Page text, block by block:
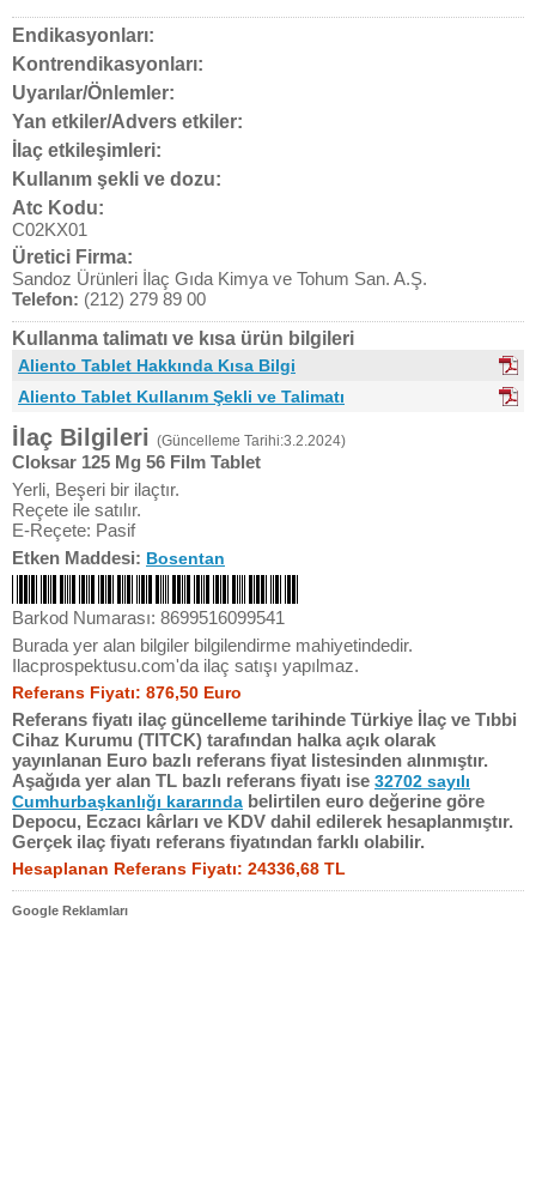
Endikasyonları:
Kontrendikasyonları:
Uyarılar/Önlemler:
Yan etkiler/Advers etkiler:
İlaç etkileşimleri:
Kullanım şekli ve dozu:
Atc Kodu:
C02KX01
Üretici Firma:
Sandoz Ürünleri İlaç Gıda Kimya ve Tohum San. A.Ş.
Telefon: (212) 279 89 00
Kullanma talimatı ve kısa ürün bilgileri
Aliento Tablet Hakkında Kısa Bilgi
Aliento Tablet Kullanım Şekli ve Talimatı
İlaç Bilgileri (Güncelleme Tarihi:3.2.2024)
Cloksar 125 Mg 56 Film Tablet
Yerli, Beşeri bir ilaçtır.
Reçete ile satılır.
E-Reçete: Pasif
Etken Maddesi: Bosentan
Barkod Numarası: 8699516099541
Burada yer alan bilgiler bilgilendirme mahiyetindedir.
Ilacprospektusu.com'da ilaç satışı yapılmaz.
Referans Fiyatı: 876,50 Euro
Referans fiyatı ilaç güncelleme tarihinde Türkiye İlaç ve Tıbbi
Cihaz Kurumu (TITCK) tarafından halka açık olarak
yayınlanan Euro bazlı referans fiyat listesinden alınmıştır.
Aşağıda yer alan TL bazlı referans fiyatı ise 32702 sayılı
Cumhurbaşkanlığı kararında belirtilen euro değerine göre
Depocu, Eczacı kârları ve KDV dahil edilerek hesaplanmıştır.
Gerçek ilaç fiyatı referans fiyatından farklı olabilir.
Hesaplanan Referans Fiyatı: 24336,68 TL
Google Reklamları